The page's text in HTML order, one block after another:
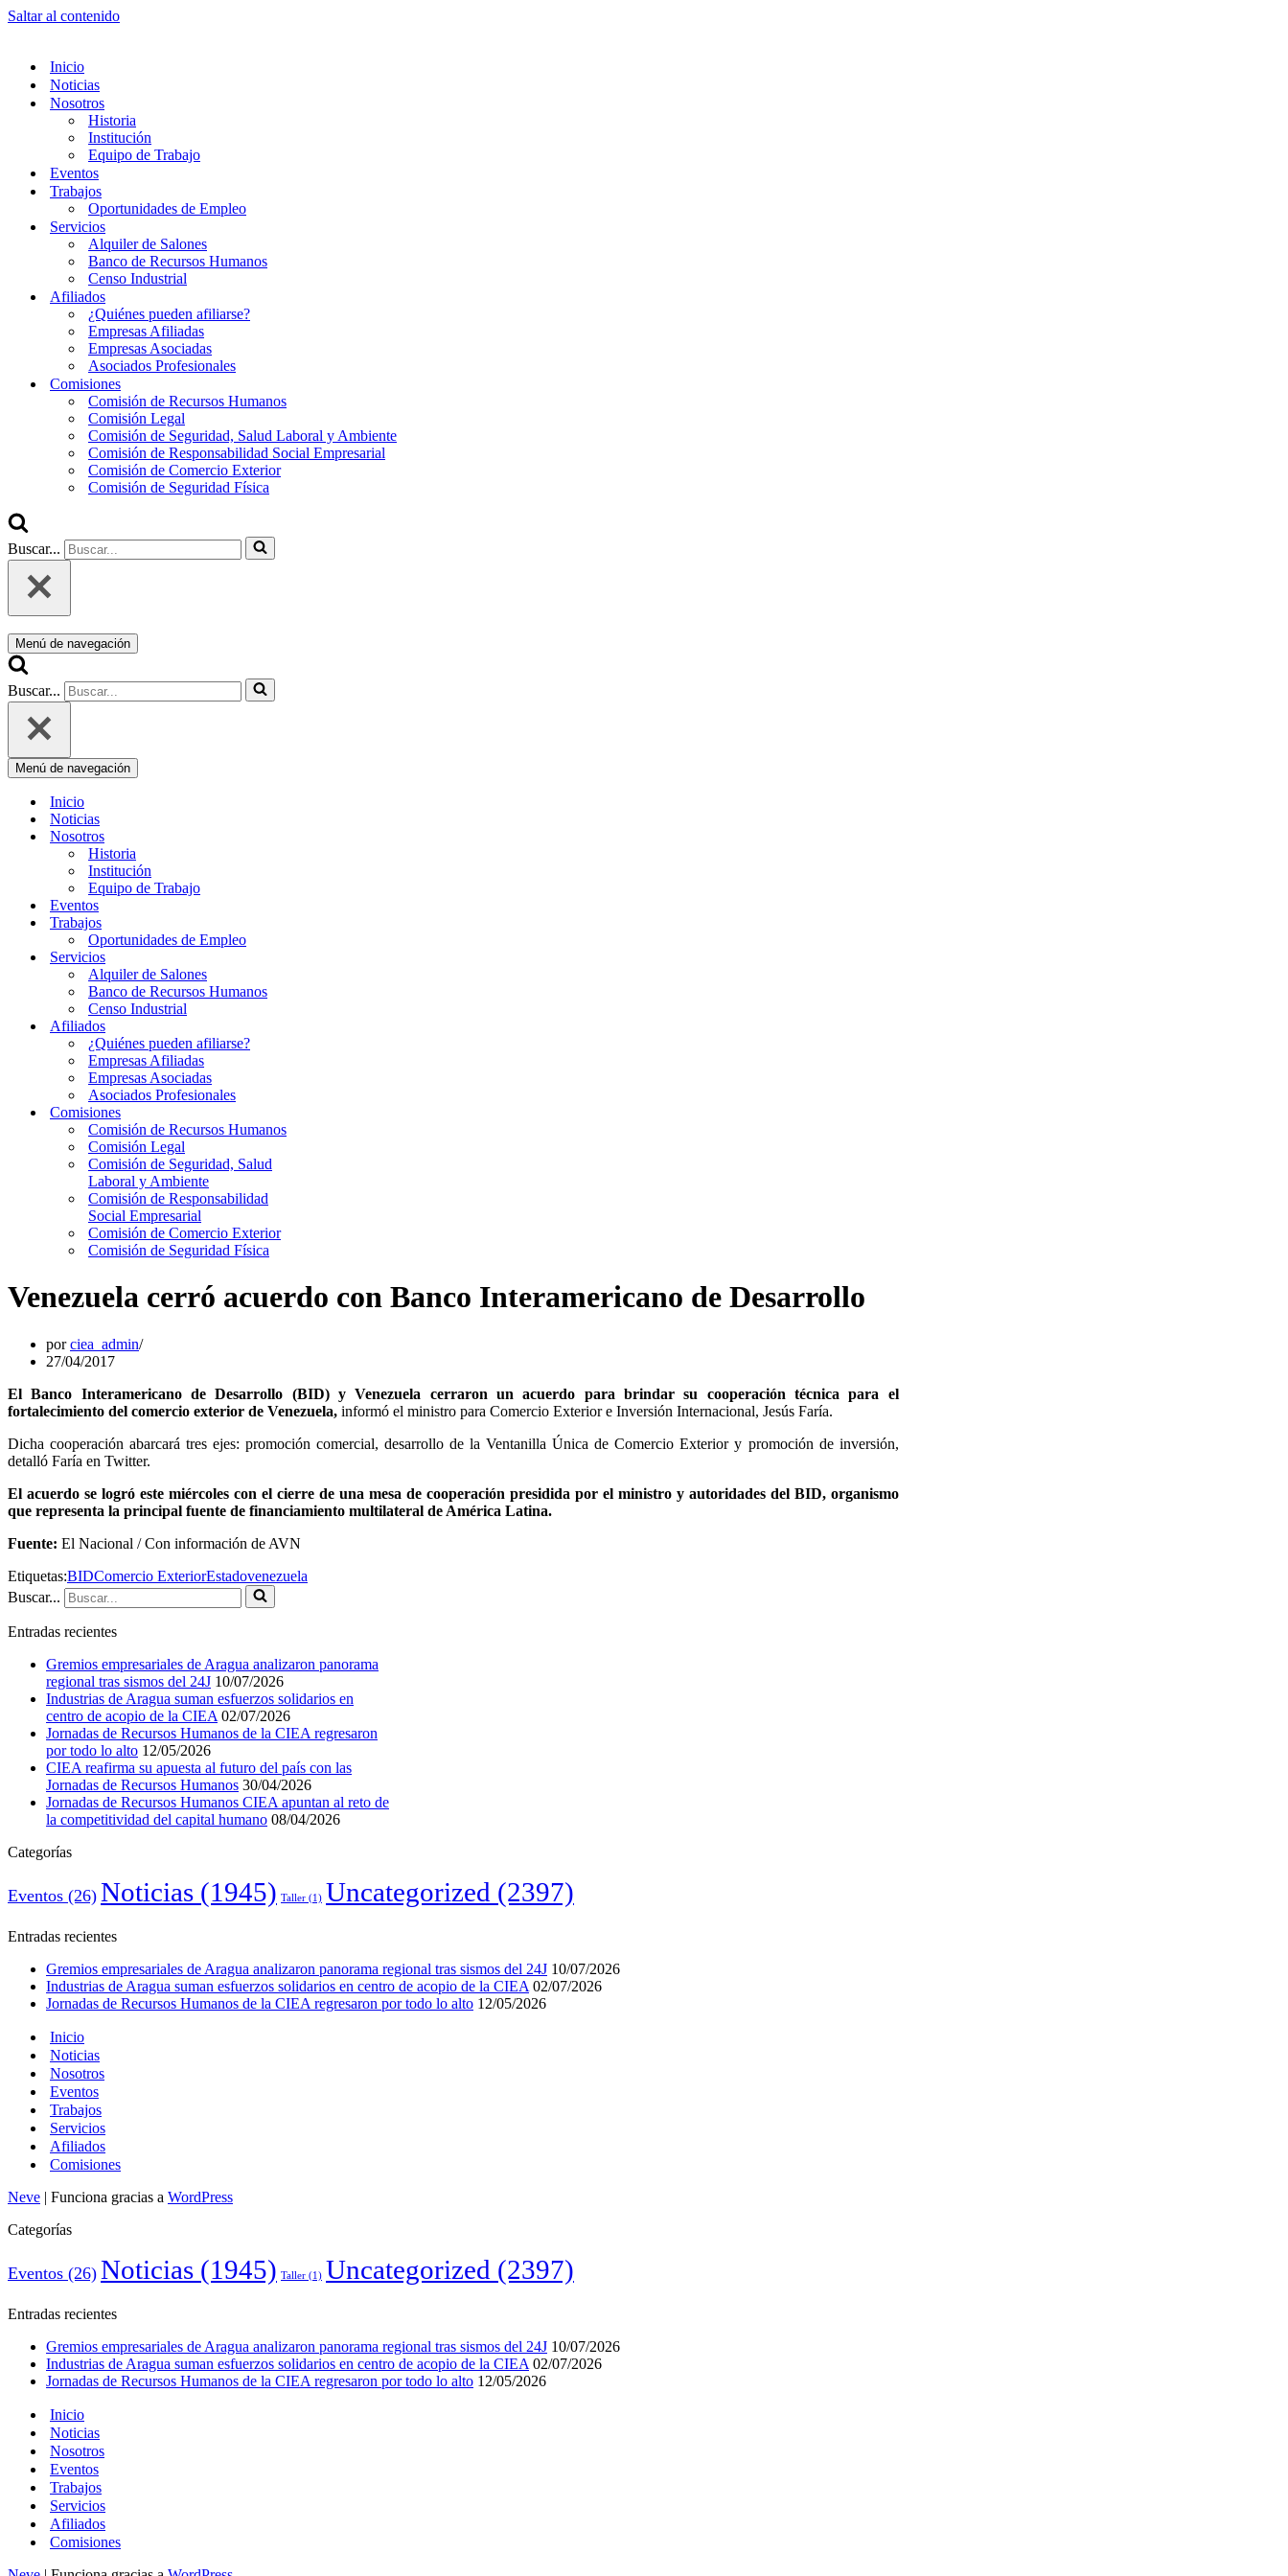
Saltar al contenido
Inicio
Noticias
Nosotros
Historia
Institución
Equipo de Trabajo
Eventos
Trabajos
Oportunidades de Empleo
Servicios
Alquiler de Salones
Banco de Recursos Humanos
Censo Industrial
Afiliados
¿Quiénes pueden afiliarse?
Empresas Afiliadas
Empresas Asociadas
Asociados Profesionales
Comisiones
Comisión de Recursos Humanos
Comisión Legal
Comisión de Seguridad, Salud Laboral y Ambiente
Comisión de Responsabilidad Social Empresarial
Comisión de Comercio Exterior
Comisión de Seguridad Física
Buscar...
Menú de navegación
Buscar...
Menú de navegación
Inicio
Noticias
Nosotros
Historia
Institución
Equipo de Trabajo
Eventos
Trabajos
Oportunidades de Empleo
Servicios
Alquiler de Salones
Banco de Recursos Humanos
Censo Industrial
Afiliados
¿Quiénes pueden afiliarse?
Empresas Afiliadas
Empresas Asociadas
Asociados Profesionales
Comisiones
Comisión de Recursos Humanos
Comisión Legal
Comisión de Seguridad, Salud
Laboral y Ambiente
Comisión de Responsabilidad
Social Empresarial
Comisión de Comercio Exterior
Comisión de Seguridad Física
Venezuela cerró acuerdo con Banco Interamericano de Desarrollo
porciea_admin
27/04/2017
El Banco Interamericano de Desarrollo (BID) y Venezuela cerraron un acuerdo para brindar su cooperación técnica para el
fortalecimiento del comercio exterior de Venezuela, informó el ministro para Comercio Exterior e Inversión Internacional, Jesús Faría.
Dicha cooperación abarcará tres ejes: promoción comercial, desarrollo de la Ventanilla Única de Comercio Exterior y promoción de inversión,
detalló Faría en Twitter.
El acuerdo se logró este miércoles con el cierre de una mesa de cooperación presidida por el ministro y autoridades del BID, organismo
que representa la principal fuente de financiamiento multilateral de América Latina.
Fuente: El Nacional / Con información de AVN
Etiquetas:BIDComercio ExteriorEstadovenezuela
Buscar...
Entradas recientes
Gremios empresariales de Aragua analizaron panorama
regional tras sismos del 24J 10/07/2026
Industrias de Aragua suman esfuerzos solidarios en
centro de acopio de la CIEA 02/07/2026
Jornadas de Recursos Humanos de la CIEA regresaron
por todo lo alto 12/05/2026
CIEA reafirma su apuesta al futuro del país con las
Jornadas de Recursos Humanos 30/04/2026
Jornadas de Recursos Humanos CIEA apuntan al reto de
la competitividad del capital humano 08/04/2026
Categorías
Eventos (26) Noticias (1945) Taller (1) Uncategorized (2397)
Entradas recientes
Gremios empresariales de Aragua analizaron panorama regional tras sismos del 24J 10/07/2026
Industrias de Aragua suman esfuerzos solidarios en centro de acopio de la CIEA 02/07/2026
Jornadas de Recursos Humanos de la CIEA regresaron por todo lo alto 12/05/2026
Inicio
Noticias
Nosotros
Eventos
Trabajos
Servicios
Afiliados
Comisiones
Neve | Funciona gracias a WordPress
Categorías
Eventos (26) Noticias (1945) Taller (1) Uncategorized (2397)
Entradas recientes
Gremios empresariales de Aragua analizaron panorama regional tras sismos del 24J 10/07/2026
Industrias de Aragua suman esfuerzos solidarios en centro de acopio de la CIEA 02/07/2026
Jornadas de Recursos Humanos de la CIEA regresaron por todo lo alto 12/05/2026
Inicio
Noticias
Nosotros
Eventos
Trabajos
Servicios
Afiliados
Comisiones